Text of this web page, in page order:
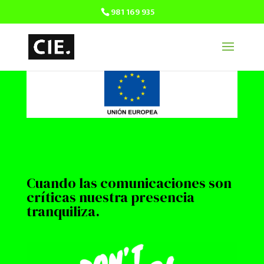
981 169 935
Cuando las comunicaciones son
críticas nuestra presencia
tranquiliza.